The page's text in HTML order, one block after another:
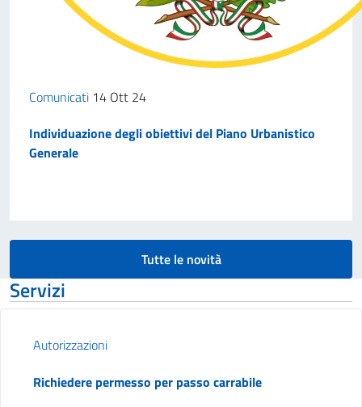
Comunicati 14 Ott 24
Individuazione degli obiettivi del Piano Urbanistico
Generale
Tutte le novità
Servizi
Autorizzazioni
Richiedere permesso per passo carrabile